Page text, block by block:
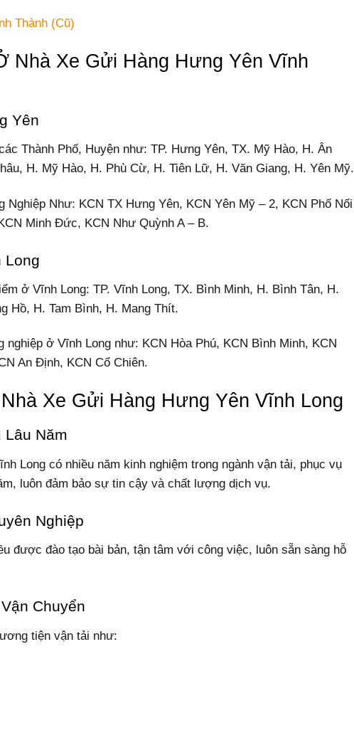
Thành (Cũ)
Nhà Xe Gửi Hàng Hưng Yên Vĩnh
Yên
Thành Phố, Huyện như: TP. Hưng Yên, TX. Mỹ Hào, H. Ân
H. Mỹ Hào, H. Phù Cừ, H. Tiên Lữ, H. Văn Giang, H. Yên Mỹ.
Nghiệp Như: KCN TX Hưng Yên, KCN Yên Mỹ – 2, KCN Phố Nối
Minh Đức, KCN Như Quỳnh A – B.
Long
ở Vĩnh Long: TP. Vĩnh Long, TX. Bình Minh, H. Bình Tân, H.
Hồ, H. Tam Bình, H. Mang Thít.
nghiệp ở Vĩnh Long như: KCN Hòa Phú, KCN Bình Minh, KCN
An Định, KCN Cổ Chiên.
Xe Gửi Hàng Hưng Yên Vĩnh Long
Lâu Năm
Long có nhiều năm kinh nghiệm trong ngành vận tải, phục vụ
luôn đảm bảo sự tin cậy và chất lượng dịch vụ.
Nghiệp
được đào tạo bài bản, tận tâm với công việc, luôn sẵn sàng hỗ
Chuyển
tiện vận tải như: